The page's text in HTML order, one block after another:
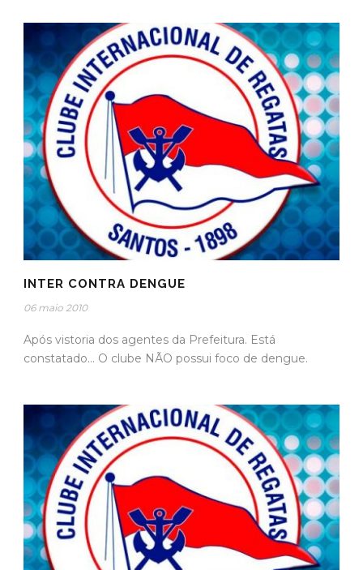
INTER CONTRA DENGUE
06 maio 2010
Após vistoria dos agentes da Prefeitura. Está
constatado... O clube NÃO possui foco de dengue.